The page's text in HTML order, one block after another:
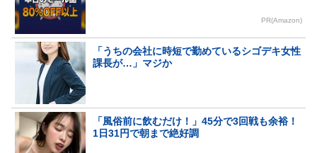
PR(Amazon)
「うちの会社に時短で勤めているシゴデキ女性
課長が…」マジか
「風俗前に飲むだけ！」45分で3回戦も余裕！
1日31円で朝まで絶好調